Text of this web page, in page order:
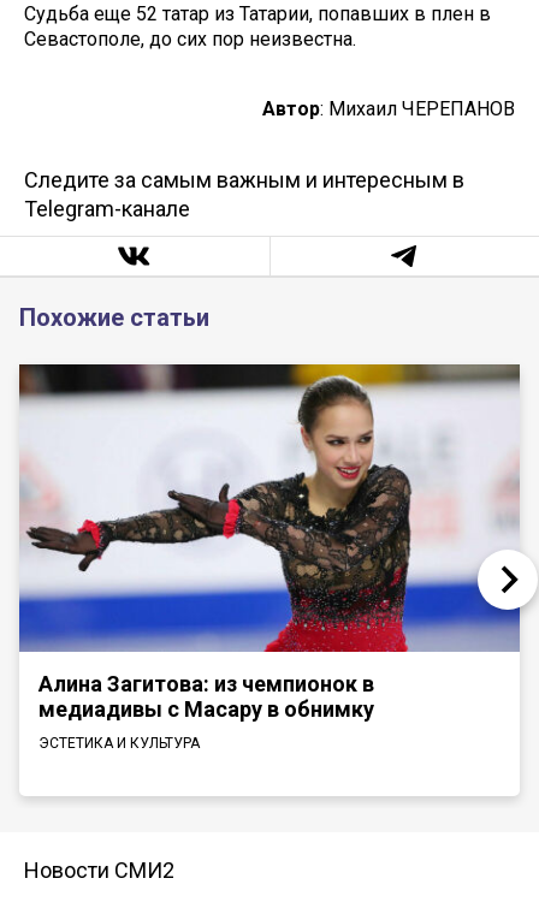
Судьба еще 52 татар из Татарии, попавших в плен в
Севастополе, до сих пор неизвестна.
Автор: Михаил ЧЕРЕПАНОВ
Следите за самым важным и интересным в
Telegram-канале
Похожие статьи
Алина Загитова: из чемпионок в
медиадивы с Масару в обнимку
ЭСТЕТИКА И КУЛЬТУРА
Новости СМИ2